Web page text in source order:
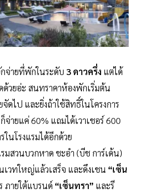
จ่ายที่พักในระดับ 3 ดาวครึ่ง แต่ได้
วยอ่ะ สนทราคาห้องพักเริ่มต้น
ดไป และยิ่งถ้าใช้สิทธิ์ในโครงการ
ก็จ่ายแค่ 60% แถมได้เวาเชอร์ 600
นโรงแรมได้อีกด้วย
สวนบวกหาด ชะอำ (บีช การ์เด้น)
เวทใหญ่แล้วเสร็จ และดึงเชน “เซ็น
ภายใต้แบรนด์ “เซ็นทรา” และรี